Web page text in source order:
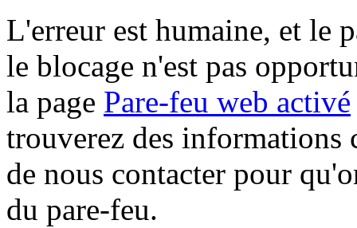
L'erreur est humaine, et le
le blocage n'est pas
la page Pare-feu web activé
trouverez des informations
de nous contacter pour
du pare-feu.